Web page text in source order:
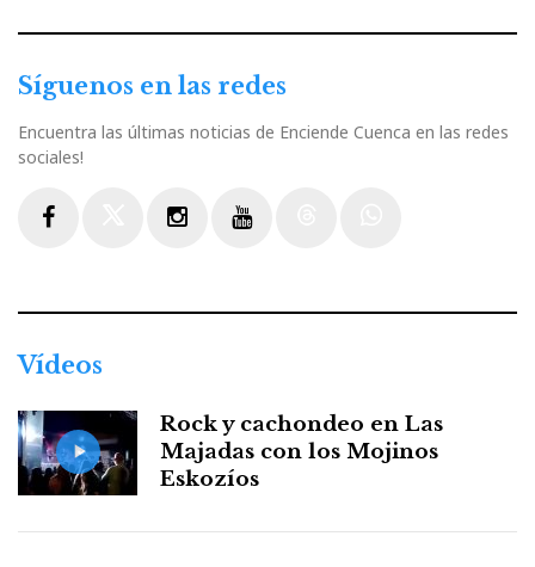
Síguenos en las redes
Encuentra las últimas noticias de Enciende Cuenca en las redes
sociales!
Vídeos
Rock y cachondeo en Las
Majadas con los Mojinos
Eskozíos